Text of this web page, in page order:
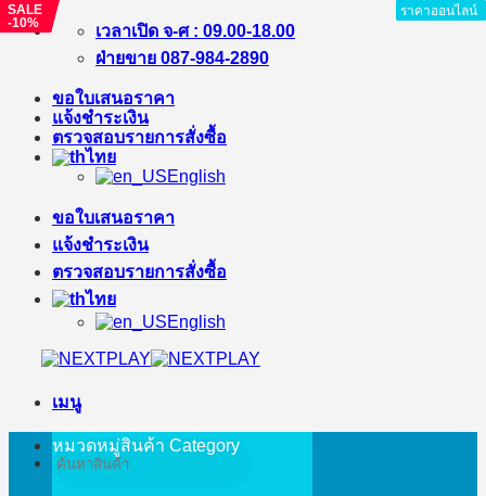
ข้าม
เนื้อหา
เวลาเปิด จ-ศ : 09.00-18.00
ฝ่ายขาย 087-984-2890
ขอใบเสนอราคา
แจ้งชำระเงิน
ตรวจสอบรายการสั่งซื้อ
ไทย
English
ขอใบเสนอราคา
แจ้งชำระเงิน
ตรวจสอบรายการสั่งซื้อ
ไทย
English
เมนู
ค้นหา:
หมวดหมู่สินค้า Category
SALE
-10%
ราคาออนไลน์
ราคาออนไลน์
SALE
-10%
ราคาออนไลน์
ราคาออนไลน์
ราคาออนไลน์
ราคาออนไลน์
ราคาออนไลน์
ราคาออนไลน์